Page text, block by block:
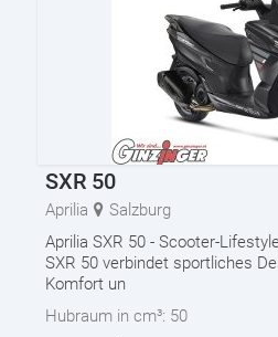
SXR 50
Aprilia
Salzburg
Aprilia SXR 50 - Scooter-
SXR 50 verbindet sportliches
Komfort un
Hubraum in cm³: 50